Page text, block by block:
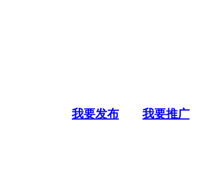
我要发布 我要推广